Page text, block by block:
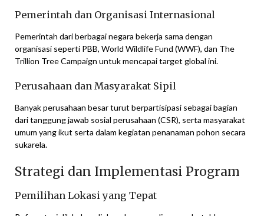
Pemerintah dan Organisasi Internasional
Pemerintah dari berbagai negara bekerja sama dengan
organisasi seperti PBB, World Wildlife Fund (WWF), dan The
Trillion Tree Campaign untuk mencapai target global ini.
Perusahaan dan Masyarakat Sipil
Banyak perusahaan besar turut berpartisipasi sebagai bagian
dari tanggung jawab sosial perusahaan (CSR), serta masyarakat
umum yang ikut serta dalam kegiatan penanaman pohon secara
sukarela.
Strategi dan Implementasi Program
Pemilihan Lokasi yang Tepat